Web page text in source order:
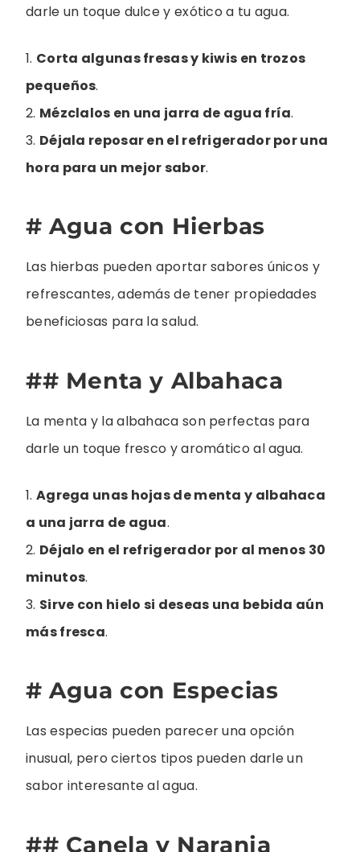
darle un toque dulce y exótico a tu agua.
1. Corta algunas fresas y kiwis en trozos
pequeños.
2. Mézclalos en una jarra de agua fría.
3. Déjala reposar en el refrigerador por una
hora para un mejor sabor.
# Agua con Hierbas
Las hierbas pueden aportar sabores únicos y
refrescantes, además de tener propiedades
beneficiosas para la salud.
## Menta y Albahaca
La menta y la albahaca son perfectas para
darle un toque fresco y aromático al agua.
1. Agrega unas hojas de menta y albahaca
a una jarra de agua.
2. Déjalo en el refrigerador por al menos 30
minutos.
3. Sirve con hielo si deseas una bebida aún
más fresca.
# Agua con Especias
Las especias pueden parecer una opción
inusual, pero ciertos tipos pueden darle un
sabor interesante al agua.
## Canela y Naranja